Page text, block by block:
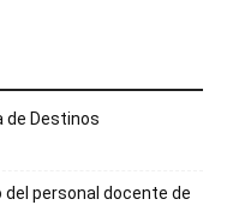
de Destinos
personal docente de